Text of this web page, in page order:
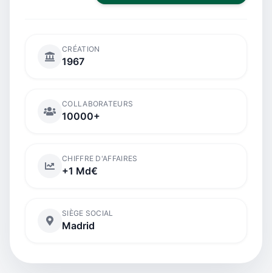
CRÉATION
1967
COLLABORATEURS
10000+
CHIFFRE D'AFFAIRES
+1 Md€
SIÈGE SOCIAL
Madrid